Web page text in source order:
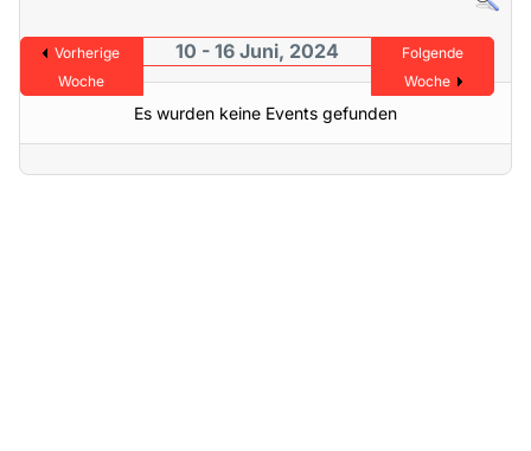
Vorherige
Woche
10 - 16 Juni, 2024
Folgende
Woche
Es wurden keine Events gefunden